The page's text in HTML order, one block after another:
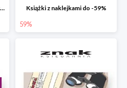
Książki z serii Dziennik Cwaniaczka Książki z naklejkami do -59%
59%